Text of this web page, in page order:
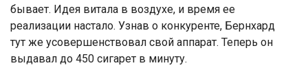
бывает. Идея витала в воздухе, и время ее
реализации настало. Узнав о конкуренте, Бернхард
тут же усовершенствовал свой аппарат. Теперь он
выдавал до 450 сигарет в минуту.